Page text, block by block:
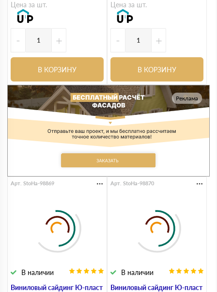
Цена за шт.
- +
В КОРЗИНУ
Цена за шт.
- +
В КОРЗИНУ
Реклама
Виниловый сайдинг Ю-пласт
В наличии
Арт. StoHa-98869
Виниловый сайдинг Ю-пласт
В наличии
Арт. StoHa-98870